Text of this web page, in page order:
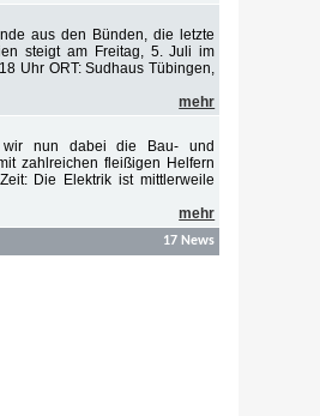
aus den Bünden, die letzte
steigt am Freitag, 5. Juli im
Uhr ORT: Sudhaus Tübingen,
mehr
nun dabei die Bau- und
zahlreichen fleißigen Helfern
Die Elektrik ist mittlerweile
mehr
17 News